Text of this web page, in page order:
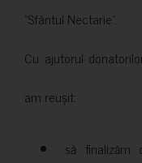
”Sfântul Nectarie”.
Cu ajutorul
am reușit:
să finalizăm